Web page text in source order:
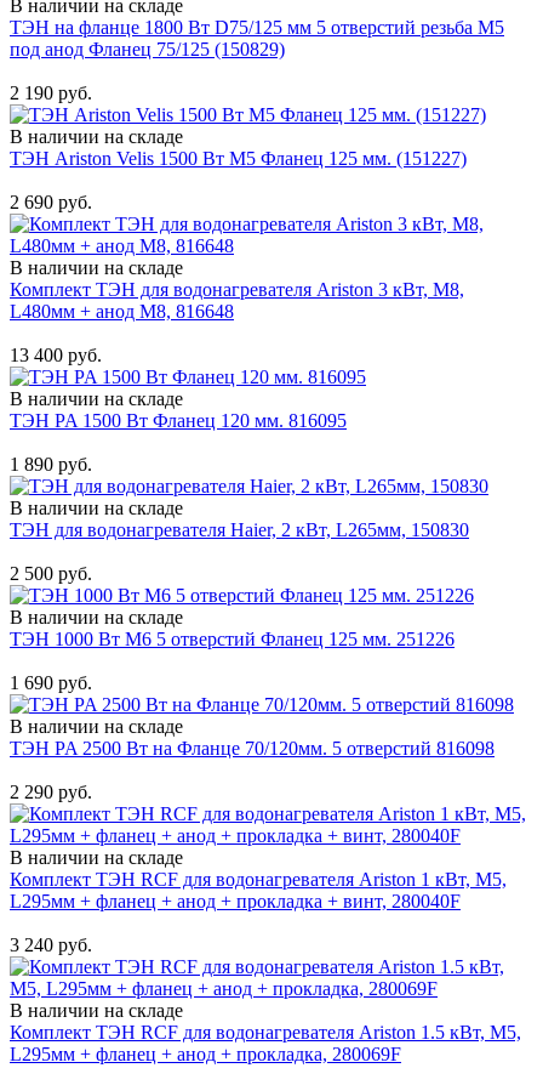
В наличии на складе
ТЭН на фланце 1800 Вт D75/125 мм 5 отверстий резьба М5
под анод Фланец 75/125 (150829)
2 190 руб.
В наличии на складе
ТЭН Ariston Velis 1500 Вт M5 Фланец 125 мм. (151227)
2 690 руб.
В наличии на складе
Комплект ТЭН для водонагревателя Ariston 3 кВт, М8,
L480мм + анод М8, 816648
13 400 руб.
В наличии на складе
ТЭН PA 1500 Вт Фланец 120 мм. 816095
1 890 руб.
В наличии на складе
ТЭН для водонагревателя Haier, 2 кВт, L265мм, 150830
2 500 руб.
В наличии на складе
ТЭН 1000 Вт M6 5 отверстий Фланец 125 мм. 251226
1 690 руб.
В наличии на складе
ТЭН PA 2500 Вт на Фланце 70/120мм. 5 отверстий 816098
2 290 руб.
В наличии на складе
Комплект ТЭН RCF для водонагревателя Ariston 1 кВт, М5,
L295мм + фланец + анод + прокладка + винт, 280040F
3 240 руб.
В наличии на складе
Комплект ТЭН RCF для водонагревателя Ariston 1.5 кВт, М5,
L295мм + фланец + анод + прокладка, 280069F